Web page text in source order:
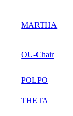
MARTHA
OU-Chair
POLPO
THETA